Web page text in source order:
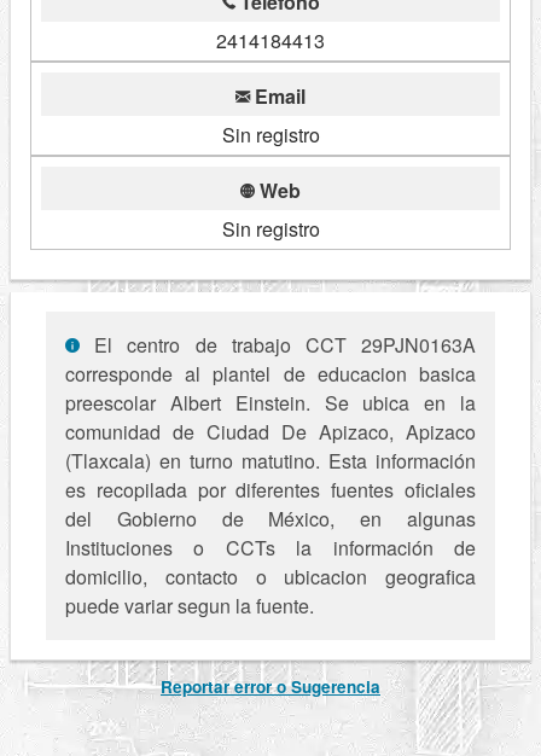
2414184413
Email
Sin registro
Web
Sin registro
El centro de trabajo CCT 29PJN0163A
corresponde al plantel de educacion basica
preescolar Albert Einstein. Se ubica en la
comunidad de Ciudad De Apizaco, Apizaco
(Tlaxcala) en turno matutino. Esta información
es recopilada por diferentes fuentes oficiales
del Gobierno de México, en algunas
Instituciones o CCTs la información de
domicilio, contacto o ubicacion geografica
puede variar segun la fuente.
Reportar error o Sugerencia